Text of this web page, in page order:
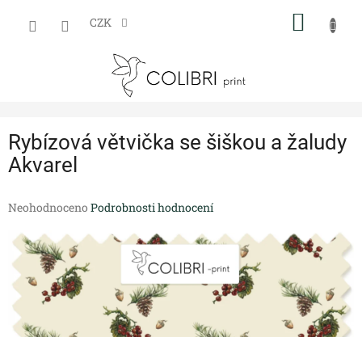
CZK
Rybízová větvička se šiškou a žaludy
Akvarel
Průměrné
produktu
0,0
z
hvězdiček.
Neohodnoceno Podrobnosti hodnocení